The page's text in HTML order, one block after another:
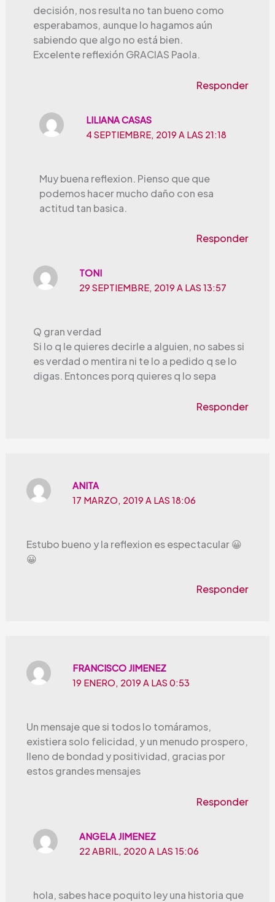
decisión, nos resulta no tan bueno como
esperabamos, aunque lo hagamos aún
sabiendo que algo no está bien.
Excelente reflexión GRACIAS Paola.
Responder
LILIANA CASAS
4 SEPTIEMBRE, 2019 A LAS 21:18
Muy buena reflexion. Pienso que que
podemos hacer mucho daño con esa
actitud tan basica.
Responder
TONI
29 SEPTIEMBRE, 2019 A LAS 13:57
Q gran verdad
Si lo q le quieres decirle a alguien, no sabes si
es verdad o mentira ni te lo a pedido q se lo
digas. Entonces porq quieres q lo sepa
Responder
ANITA
17 MARZO, 2019 A LAS 18:06
Estubo bueno y la reflexion es espectacular 😀
😀
Responder
FRANCISCO JIMENEZ
19 ENERO, 2019 A LAS 0:53
Un mensaje que si todos lo tomáramos,
existiera solo felicidad, y un menudo prospero,
lleno de bondad y positividad, gracias por
estos grandes mensajes
Responder
ANGELA JIMENEZ
22 ABRIL, 2020 A LAS 15:06
hola, sabes hace poquito ley una historia que